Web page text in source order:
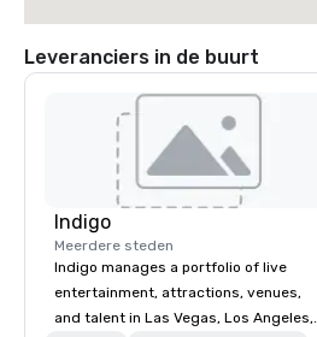
Leveranciers in de buurt
Indigo
Meerdere steden
Indigo manages a portfolio of live
entertainment, attractions, venues,
and talent in Las Vegas, Los Angeles,